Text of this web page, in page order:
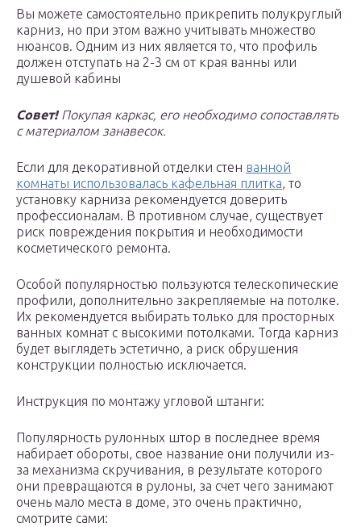
Вы можете самостоятельно прикрепить полукруглый
карниз, но при этом важно учитывать множество
нюансов. Одним из них является то, что профиль
должен отступать на 2-3 см от края ванны или
душевой кабины
Совет!Покупая каркас, его необходимо сопоставлять
с материалом занавесок.
Если для декоративной отделки стен ванной
комнаты использовалась кафельная плитка, то
установку карниза рекомендуется доверить
профессионалам. В противном случае, существует
риск повреждения покрытия и необходимости
косметического ремонта.
Особой популярностью пользуются телескопические
профили, дополнительно закрепляемые на потолке.
Их рекомендуется выбирать только для просторных
ванных комнат с высокими потолками. Тогда карниз
будет выглядеть эстетично, а риск обрушения
конструкции полностью исключается.
Инструкция по монтажу угловой штанги:
Популярность рулонных штор в последнее время
набирает обороты, свое название они получили из-
за механизма скручивания, в результате которого
они превращаются в рулоны, за счет чего занимают
очень мало места в доме, это очень практично,
смотрите сами: